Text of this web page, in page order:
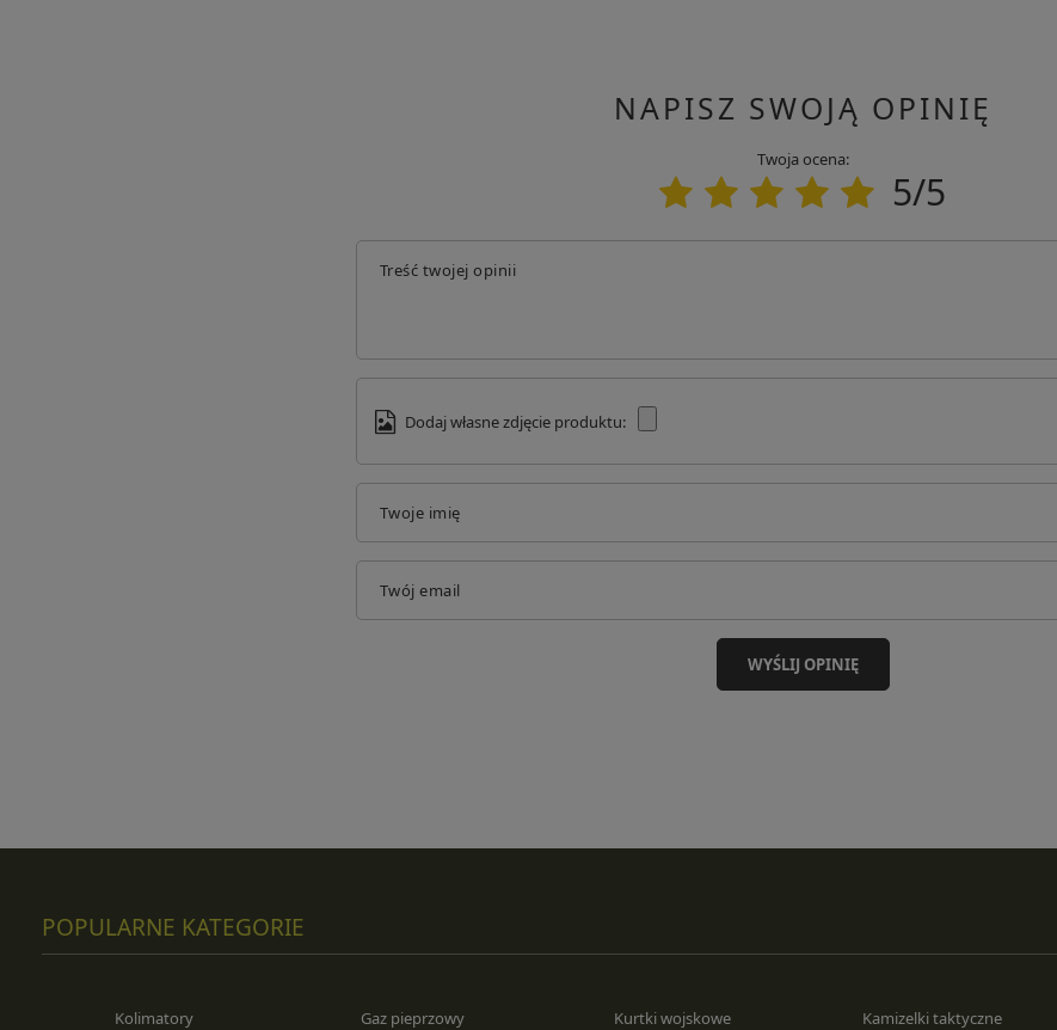
Twoje zamówienie jest kompletowane w magazynie. Niebawem zostanie przekazane do wysyłania.
Realizacja Twojego zamówienia została wstrzymana. Powodem może być brak zamówionego przez Ciebie towaru w
NAPISZ SWOJĄ OPINIĘ
Twoja ocena:
5/5
Treść twojej opinii
Dodaj własne zdjęcie produktu:
Twoje imię
Twój email
WYŚLIJ OPINIĘ
POPULARNE KATEGORIE
Kolimatory
Gaz pieprzowy
Kurtki wojskowe
Kamizelki taktyczne